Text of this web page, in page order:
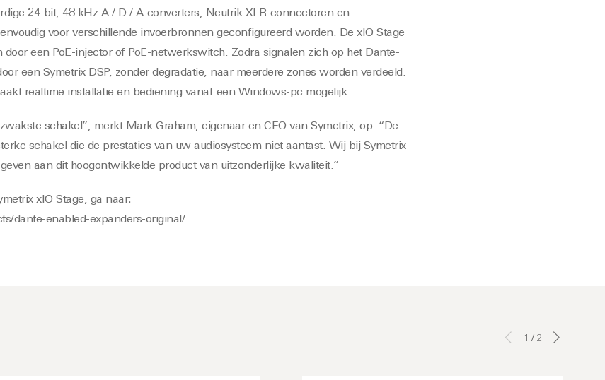
24-bit, 48 kHz A / D / A-converters, Neutrik XLR-connectoren en
voor verschillende invoerbronnen geconfigureerd worden. De xIO Stage
een PoE-injector of PoE-netwerkswitch. Zodra signalen zich op het Dante-
een Symetrix DSP, zonder degradatie, naar meerdere zones worden verdeeld.
realtime installatie en bediening vanaf een Windows-pc mogelijk.
schakel”, merkt Mark Graham, eigenaar en CEO van Symetrix, op. “De
schakel die de prestaties van uw audiosysteem niet aantast. Wij bij Symetrix
aan dit hoogontwikkelde product van uitzonderlijke kwaliteit.”
xIO Stage, ga naar:
dante-enabled-expanders-original/
1 / 2